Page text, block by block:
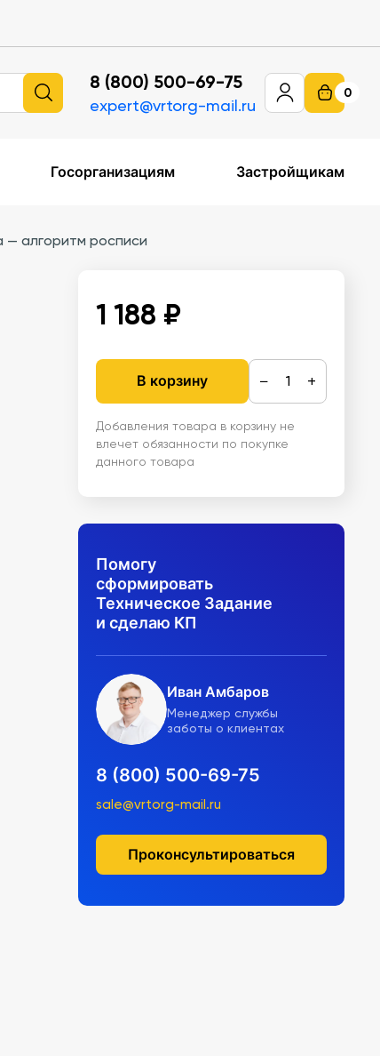
8 (800) 500-69-75
expert@vrtorg-mail.ru
0
Госорганизациям Застройщикам
алгоритм росписи
1 188 ₽
В корзину − +
Добавления товара в корзину не
влечет обязанности по покупке
данного товара
Помогу
сформировать
Техническое Задание
и сделаю КП
Иван Амбаров
Менеджер службы
заботы о клиентах
8 (800) 500-69-75
sale@vrtorg-mail.ru
Проконсультироваться